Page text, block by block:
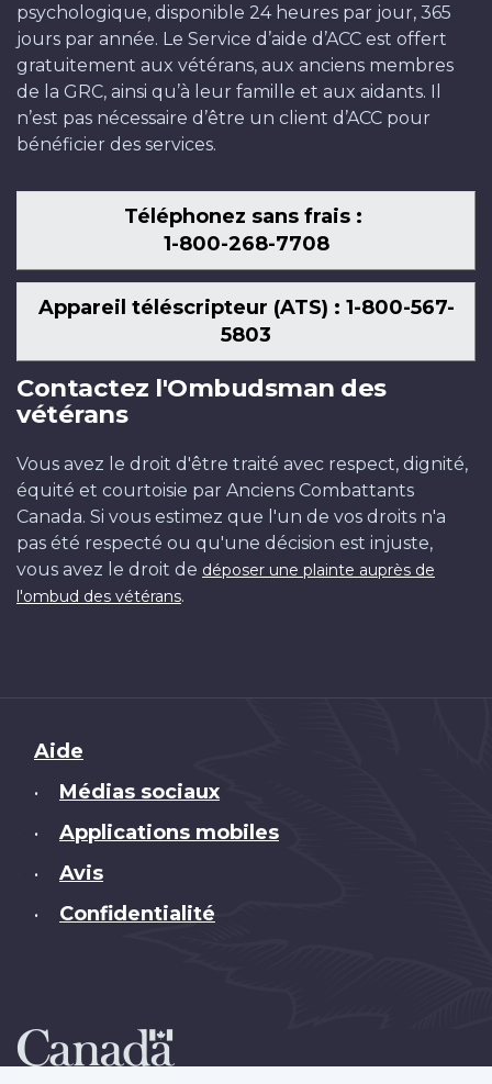
psychologique, disponible 24 heures par jour, 365
jours par année. Le Service d’aide d’ACC est offert
gratuitement aux vétérans, aux anciens membres
de la GRC, ainsi qu’à leur famille et aux aidants. Il
n’est pas nécessaire d’être un client d’ACC pour
bénéficier des services.
Téléphonez sans frais :
1-800-268-7708
Appareil téléscripteur (ATS) : 1-800-567-
5803
Contactez l'Ombudsman des
vétérans
Vous avez le droit d'être traité avec respect, dignité,
équité et courtoisie par Anciens Combattants
Canada. Si vous estimez que l'un de vos droits n'a
pas été respecté ou qu'une décision est injuste,
vous avez le droit de déposer une plainte auprès de
l'ombud des vétérans.
Brand
Aide
• Médias sociaux
• Applications mobiles
• Avis
• Confidentialité